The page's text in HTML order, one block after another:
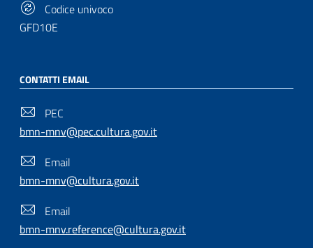
Codice univoco
GFD10E
CONTATTI EMAIL
PEC
bmn-mnv@pec.cultura.gov.it
Email
bmn-mnv@cultura.gov.it
Email
bmn-mnv.reference@cultura.gov.it